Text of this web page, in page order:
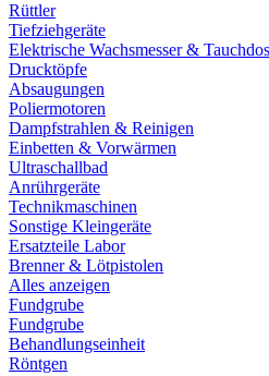
Rüttler
Tiefziehgeräte
Elektrische Wachsmesser &
Drucktöpfe
Absaugungen
Poliermotoren
Dampfstrahlen & Reinigen
Einbetten & Vorwärmen
Ultraschallbad
Anrührgeräte
Technikmaschinen
Sonstige Kleingeräte
Ersatzteile Labor
Brenner & Lötpistolen
Alles anzeigen
Fundgrube
Fundgrube
Behandlungseinheit
Röntgen